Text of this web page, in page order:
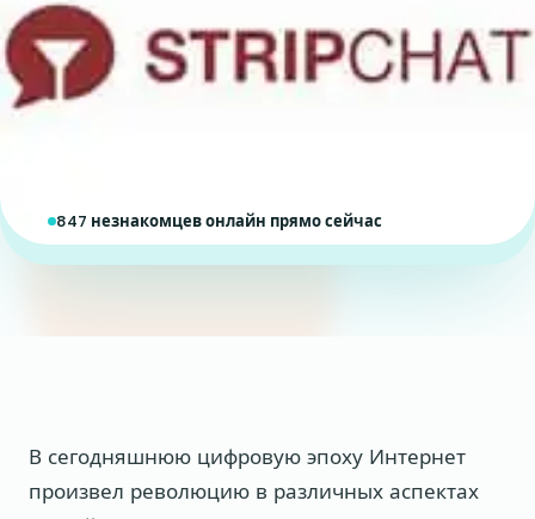
847 незнакомцев онлайн прямо сейчас
В сегодняшнюю цифровую эпоху Интернет
произвел революцию в различных аспектах